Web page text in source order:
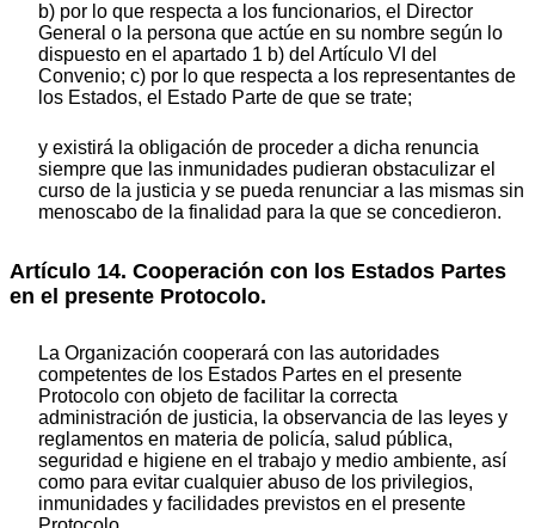
b) por lo que respecta a los funcionarios, el Director
General o la persona que actúe en su nombre según lo
dispuesto en el apartado 1 b) del Artículo VI del
Convenio; c) por lo que respecta a los representantes de
los Estados, el Estado Parte de que se trate;
y existirá la obligación de proceder a dicha renuncia
siempre que las inmunidades pudieran obstaculizar el
curso de la justicia y se pueda renunciar a las mismas sin
menoscabo de la finalidad para la que se concedieron.
Artículo 14. Cooperación con los Estados Partes
en el presente Protocolo.
La Organización cooperará con las autoridades
competentes de los Estados Partes en el presente
Protocolo con objeto de facilitar la correcta
administración de justicia, la observancia de las Ieyes y
reglamentos en materia de policía, salud pública,
seguridad e higiene en el trabajo y medio ambiente, así
como para evitar cualquier abuso de los privilegios,
inmunidades y facilidades previstos en el presente